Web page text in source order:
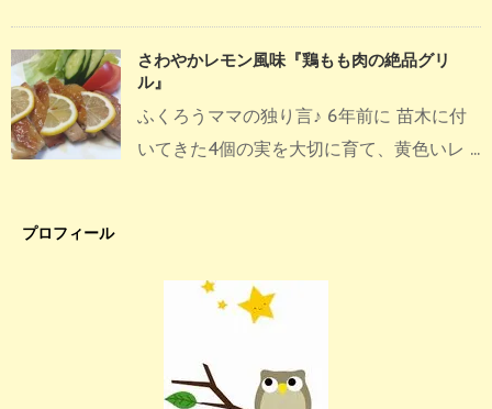
さわやかレモン風味『鶏もも肉の絶品グリ
ル』
ふくろうママの独り言♪ 6年前に 苗木に付
いてきた4個の実を大切に育て、黄色いレ ...
プロフィール